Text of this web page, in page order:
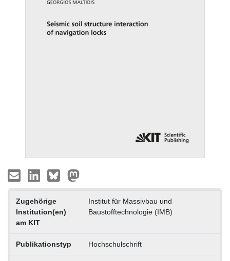
Zugehörige
Institution(en)
am KIT
Institut für Massivbau und
Baustofftechnologie (IMB)
Publikationstyp Hochschulschrift